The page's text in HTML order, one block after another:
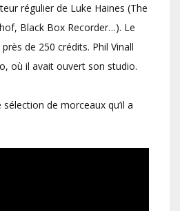
régulier de Luke Haines (The
Black Box Recorder…). Le
de 250 crédits. Phil Vinall
où il avait ouvert son studio.
de morceaux qu’il a